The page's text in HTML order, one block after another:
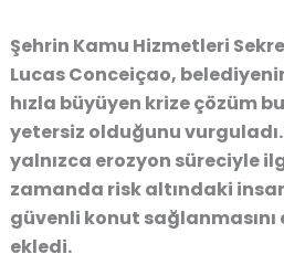
Şehrin Kamu Hizmetleri
Lucas Conceiçao,
hızla büyüyen krize çözüm
yetersiz olduğunuvurguladı.
yalnızca erozyon süreciyle
zamanda risk altındaki
güvenli konut
ekledi.